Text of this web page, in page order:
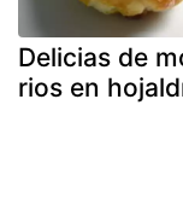
Delicias de
rios en